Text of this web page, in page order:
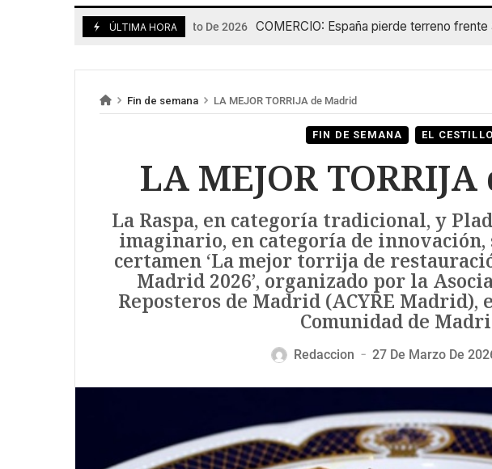
ÚLTIMA HORA
5 De Agosto De 2026 COMERCIO: España pierde terreno frente a
Fin de semana LA MEJOR TORRIJA de Madrid
FIN DE SEMANA EL CESTILLO
LA MEJOR
La Raspa, en categoría tradicional, y
imaginario, en categoría de innovación,
certamen ‘La mejor torrija de
Madrid 2026’, organizado por la
Reposteros de Madrid (ACYRE Madrid),
Comunidad de
Redaccion — 27 De Marzo De